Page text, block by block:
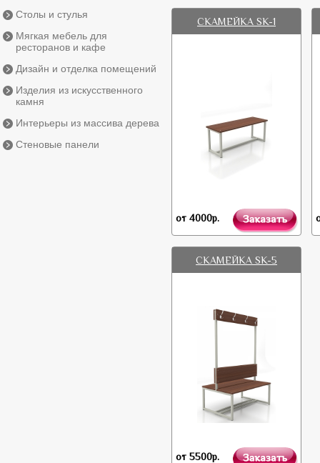
Столы и стулья
Мягкая мебель для
ресторанов и кафе
Дизайн и отделка помещений
Изделия из искусственного
камня
Интерьеры из массива дерева
Стеновые панели
СКАМЕЙКА SK-1
от 4000р.
СКАМЕЙКА SK-5
от 5500р.